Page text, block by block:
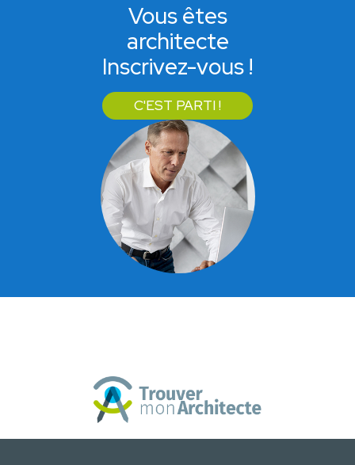
Vous êtes
architecte
Inscrivez-vous !
C'EST PARTI !